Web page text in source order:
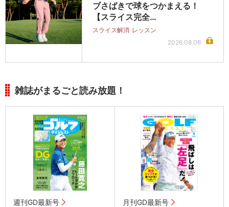
ブさばきで球をつかまえる！
【スライス完全…
スライス解消 レッスン
2026.08.06
雑誌がまるごと読み放題！
週刊GD最新号 月刊GD最新号